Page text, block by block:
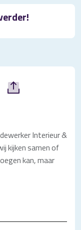
Interieur &
kijken samen of
kan, maar